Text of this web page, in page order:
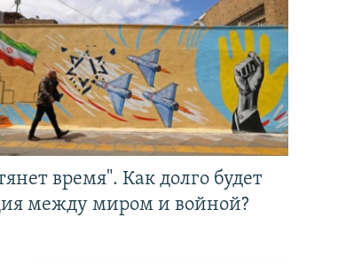
время". Как долго будет
между миром и войной?